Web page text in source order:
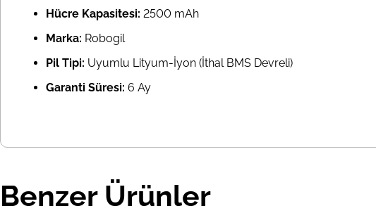
Hücre Kapasitesi: 2500 mAh
Marka: Robogil
Pil Tipi: Uyumlu Lityum-İyon (İthal BMS Devreli)
Garanti Süresi: 6 Ay
Benzer Ürünler